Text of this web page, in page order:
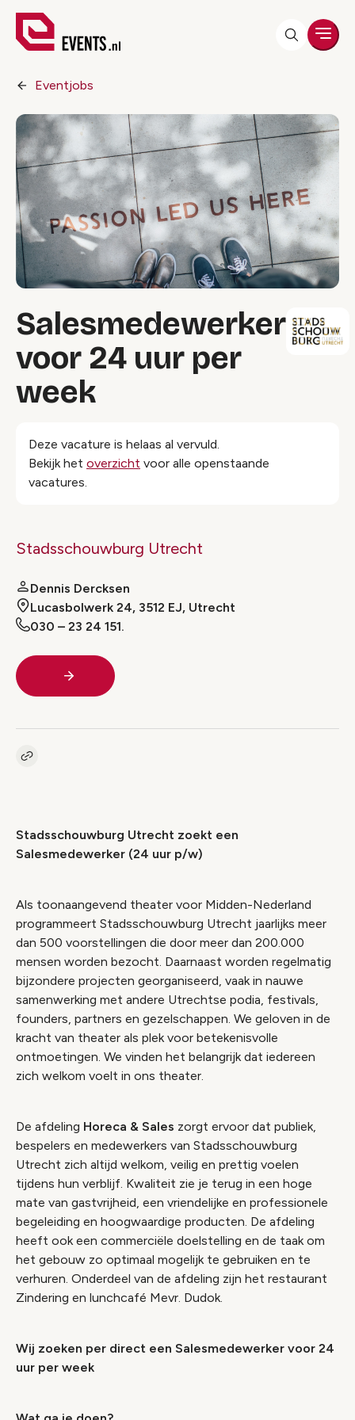
Eventjobs
Salesmedewerker
voor 24 uur per
week
Deze vacature is helaas al vervuld.
Bekijk het overzicht voor alle openstaande
vacatures.
Stadsschouwburg Utrecht
Dennis Dercksen
Lucasbolwerk 24, 3512 EJ, Utrecht
030 – 23 24 151.
Kopieer link naar vacature
Stadsschouwburg Utrecht zoekt een
Salesmedewerker (24 uur p/w)
Als toonaangevend theater voor Midden-Nederland
programmeert Stadsschouwburg Utrecht jaarlijks meer
dan 500 voorstellingen die door meer dan 200.000
mensen worden bezocht. Daarnaast worden regelmatig
bijzondere projecten georganiseerd, vaak in nauwe
samenwerking met andere Utrechtse podia, festivals,
founders, partners en gezelschappen. We geloven in de
kracht van theater als plek voor betekenisvolle
ontmoetingen. We vinden het belangrijk dat iedereen
zich welkom voelt in ons theater.
De afdeling Horeca & Sales zorgt ervoor dat publiek,
bespelers en medewerkers van Stadsschouwburg
Utrecht zich altijd welkom, veilig en prettig voelen
tijdens hun verblijf. Kwaliteit zie je terug in een hoge
mate van gastvrijheid, een vriendelijke en professionele
begeleiding en hoogwaardige producten. De afdeling
heeft ook een commerciële doelstelling en de taak om
het gebouw zo optimaal mogelijk te gebruiken en te
verhuren. Onderdeel van de afdeling zijn het restaurant
Zindering en lunchcafé Mevr. Dudok.
Wij zoeken per direct een Salesmedewerker voor 24
uur per week